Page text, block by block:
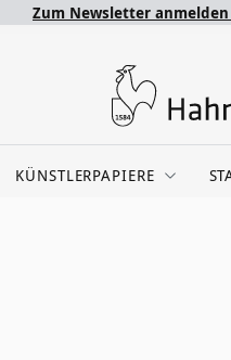
Zum Newsletter
KÜNSTLERPAPIERE